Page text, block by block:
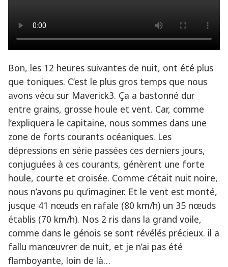
Bon, les 12 heures suivantes de nuit, ont été plus
que toniques. C’est le plus gros temps que nous
avons vécu sur Maverick3. Ça a bastonné dur
entre grains, grosse houle et vent. Car, comme
l’expliquera le capitaine, nous sommes dans une
zone de forts courants océaniques. Les
dépressions en série passées ces derniers jours,
conjuguées à ces courants, génèrent une forte
houle, courte et croisée. Comme c’était nuit noire,
nous n’avons pu qu’imaginer. Et le vent est monté,
jusque 41 nœuds en rafale (80 km/h) un 35 nœuds
établis (70 km/h). Nos 2 ris dans la grand voile,
comme dans le génois se sont révélés précieux. il a
fallu manœuvrer de nuit, et je n’ai pas été
flamboyante, loin de là…